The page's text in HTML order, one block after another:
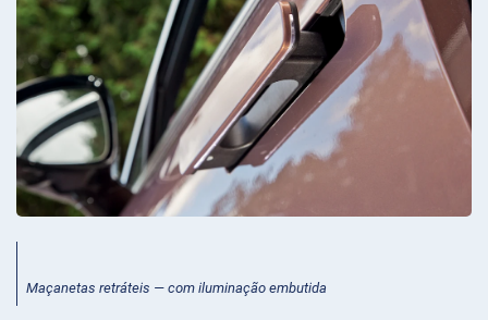
Maçanetas retráteis — com iluminação embutida